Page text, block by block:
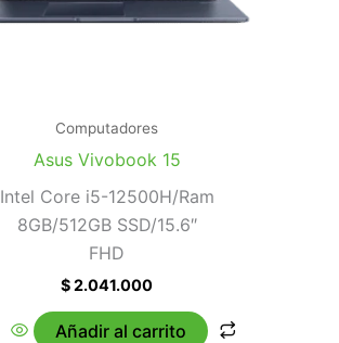
Computadores
Asus Vivobook 15
Intel Core i5-12500H/Ram
8GB/512GB SSD/15.6″
FHD
$2.041.000
Añadir al carrito